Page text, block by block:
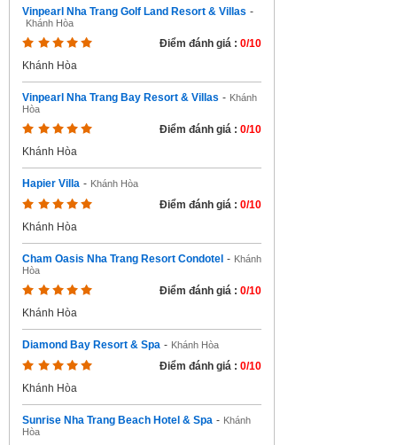
Vinpearl Nha Trang Golf Land Resort & Villas -
Khánh Hòa
Điểm đánh giá : 0/10
Khánh Hòa
Vinpearl Nha Trang Bay Resort & Villas - Khánh
Hòa
Điểm đánh giá : 0/10
Khánh Hòa
Hapier Villa - Khánh Hòa
Điểm đánh giá : 0/10
Khánh Hòa
Cham Oasis Nha Trang Resort Condotel - Khánh
Hòa
Điểm đánh giá : 0/10
Khánh Hòa
Diamond Bay Resort & Spa - Khánh Hòa
Điểm đánh giá : 0/10
Khánh Hòa
Sunrise Nha Trang Beach Hotel & Spa - Khánh
Hòa